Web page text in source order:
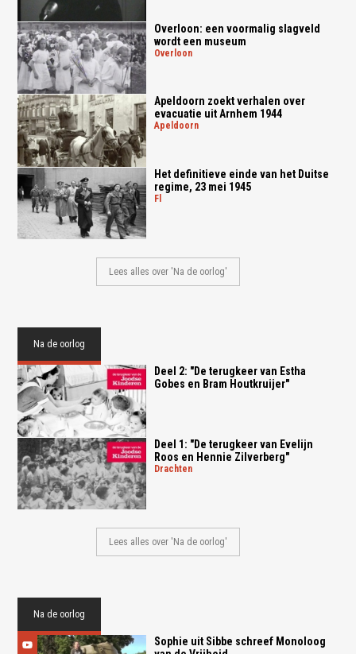
Overloon: een voormalig slagveld
wordt een museum
overloon
Apeldoorn zoekt verhalen over
evacuatie uit Arnhem 1944
apeldoorn
Het definitieve einde van het Duitse
regime, 23 mei 1945
fl
Lees alles over 'Na de oorlog'
Na de oorlog
Deel 2: "De terugkeer van Estha
Gobes en Bram Houtkruijer"
Deel 1: "De terugkeer van Evelijn
Roos en Hennie Zilverberg"
drachten
Lees alles over 'Na de oorlog'
Na de oorlog
Sophie uit Sibbe schreef Monoloog